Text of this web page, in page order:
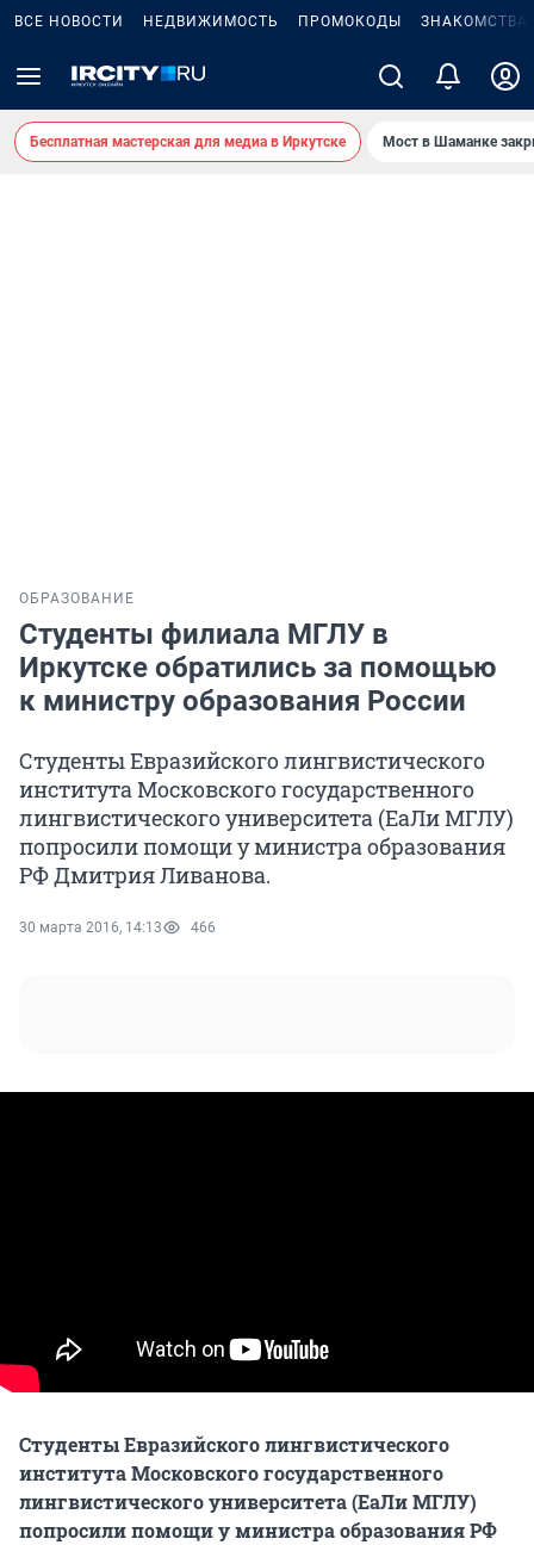
ВСЕ НОВОСТИ НЕДВИЖИМОСТЬ ПРОМОКОДЫ ЗНАКОМСТВА
Бесплатная мастерская для медиа в Иркутске Мост в Шаманке
ОБРАЗОВАНИЕ
Студенты филиала МГЛУ в
Иркутске обратились за помощью
к министру образования России
Студенты Евразийского лингвистического
института Московского государственного
лингвистического университета (ЕаЛи МГЛУ)
попросили помощи у министра образования
РФ Дмитрия Ливанова.
30 марта 2016, 14:13 466
Студенты Евразийского лингвистического
института Московского государственного
лингвистического университета (ЕаЛи МГЛУ)
попросили помощи у министра образования РФ